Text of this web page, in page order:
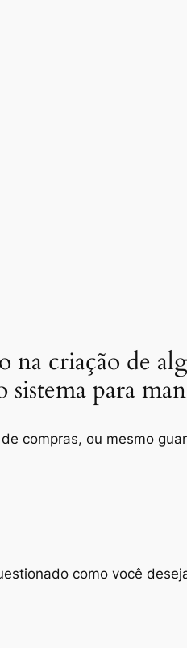
criação de
sistema para
compras, ou mesmo
como você